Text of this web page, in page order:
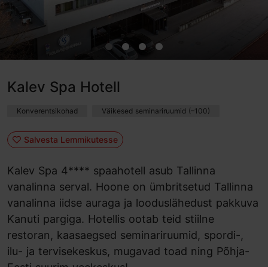
Kalev Spa Hotell
Konverentsikohad Väikesed seminariruumid (–100)
Salvesta Lemmikutesse
Kalev Spa 4**** spaahotell asub Tallinna
vanalinna serval. Hoone on ümbritsetud Tallinna
vanalinna iidse auraga ja looduslähedust pakkuva
Kanuti pargiga. Hotellis ootab teid stiilne
restoran, kaasaegsed seminariruumid, spordi-,
ilu- ja tervisekeskus, mugavad toad ning Põhja-